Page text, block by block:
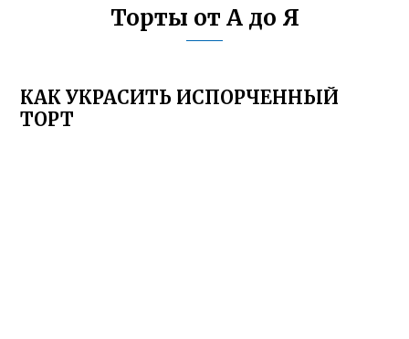
Торты от А до Я
КАК УКРАСИТЬ ИСПОРЧЕННЫЙ
ТОРТ